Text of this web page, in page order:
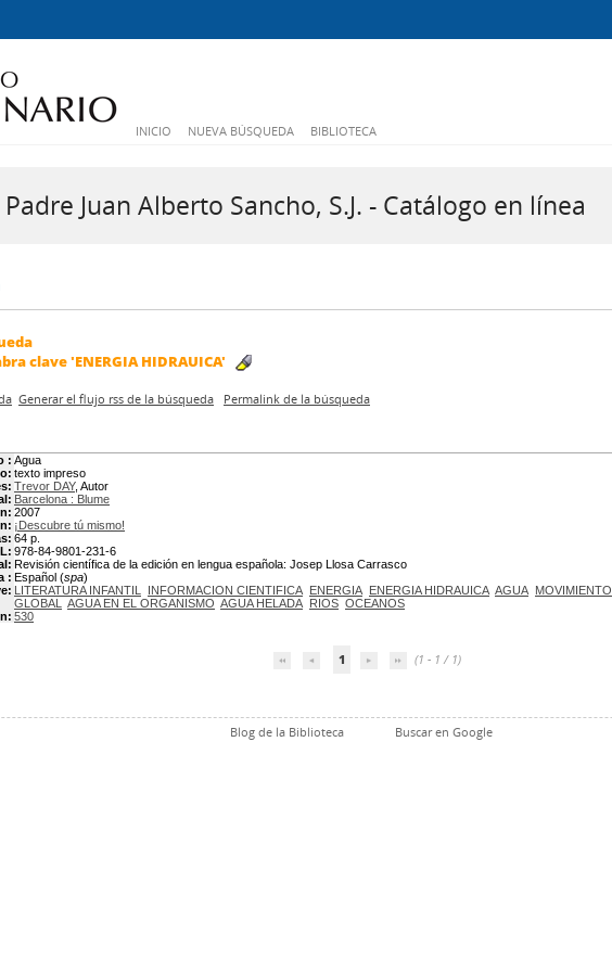
INICIO NUEVA BÚSQUEDA BIBLIOTECA
Padre Juan Alberto Sancho, S.J. - Catálogo en línea
clave'ENERGIA HIDRAUICA'
Generar el flujo rss de la búsqueda Permalink de la búsqueda
: Agua
texto impreso
Trevor DAY, Autor
Barcelona : Blume
2007
¡Descubre tú mismo!
64 p.
978-84-9801-231-6
Revisión científica de la edición en lengua española: Josep Llosa Carrasco
: Español (spa)
LITERATURA INFANTIL INFORMACION CIENTIFICA ENERGIA ENERGIA HIDRAUICA AGUA MOVIMIENTO
GLOBAL
AGUA EN EL ORGANISMO AGUA HELADA RIOS OCEANOS
530
1 (1 - 1 / 1)
Blog de la Biblioteca Buscar en Google